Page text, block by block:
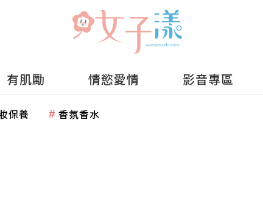
有肌勵 情慾愛情 影音專區
保養 香氛香水